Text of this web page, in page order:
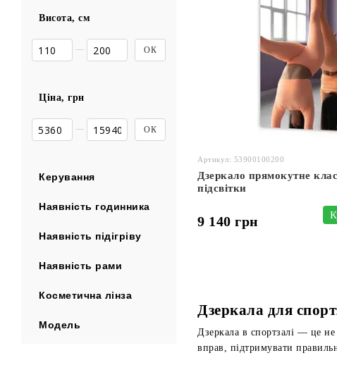
Дзеркала для
Дзеркала в спортзалі — це
вправ, підтримувати
Артикул: 53900100200
Дзеркало прямокутне
підсвітки
9 140 грн
Висота, см
ОК
Ціна, грн
ОК
Керування
Наявність годинника
Наявність підігріву
Наявність рами
Косметична лінза
Модель